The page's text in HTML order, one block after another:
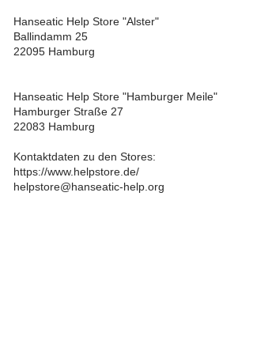
Hanseatic Help Store "Alster"
Ballindamm 25
22095 Hamburg
Hanseatic Help Store "Hamburger Meile"
Hamburger Straße 27
22083 Hamburg
Kontaktdaten zu den Stores:
https://www.helpstore.de/
helpstore@hanseatic-help.org